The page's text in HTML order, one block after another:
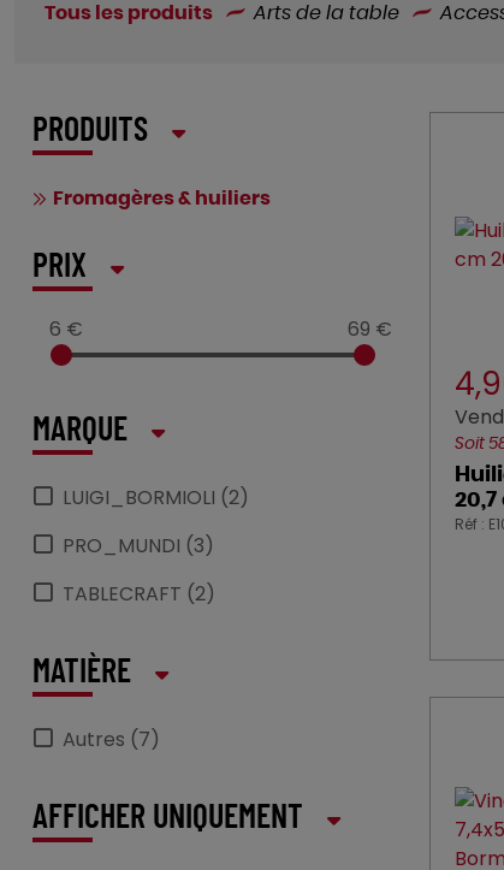
Tous les produits Arts de la table
PRODUITS
Fromagères & huiliers
PRIX
6 € 69 €
MARQUE
LUIGI_BORMIOLI (2)
PRO_MUNDI (3)
TABLECRAFT (2)
MATIÈRE
Autres (7)
AFFICHER UNIQUEMENT
Soit
Réf :